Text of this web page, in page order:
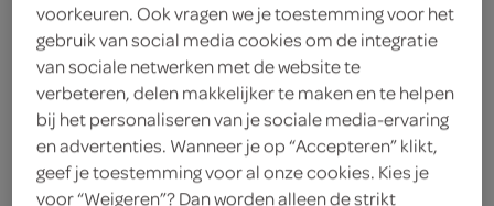
6.
59
363 Gram
Let op: aanbiedingen zijn niet zichtbaar bij de
producten, maar worden wél automatisch
voorkeuren. Ook vragen we je toestemming voor het
gebruik van social media cookies om de integratie
van sociale netwerken met de website te
verbeteren, delen makkelijker te maken en te helpen
bij het personaliseren van je sociale media-ervaring
en advertenties. Wanneer je op “Accepteren” klikt,
geef je toestemming voor al onze cookies. Kies je
voor “Weigeren”? Dan worden alleen de strikt